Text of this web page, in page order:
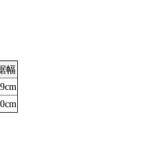
幅